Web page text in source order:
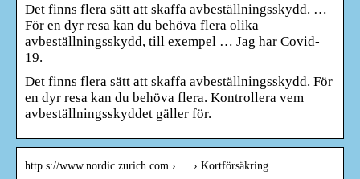
Det finns flera sätt att skaffa avbeställningsskydd. …
För en dyr resa kan du behöva flera olika
avbeställningsskydd, till exempel … Jag har Covid-
19.
Det finns flera sätt att skaffa avbeställningsskydd. För
en dyr resa kan du behöva flera. Kontrollera vem
avbeställningsskyddet gäller för.
http s://www.nordic.zurich.com › … › Kortförsäkring